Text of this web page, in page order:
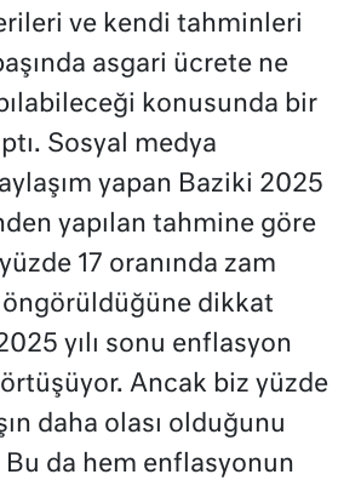
ve kendi tahminleri
asgari ücrete ne
konusunda bir
Sosyal medya
yapan Baziki 2025
yapılan tahmine göre
17 oranında zam
öngörüldüğüne dikkat
yılı sonu enflasyon
Ancak biz yüzde
daha olası olduğunu
da hem enflasyonun